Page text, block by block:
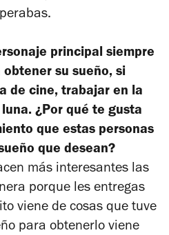
principal siempre
su sueño, si
de cine, trabajar en la
¿Por qué te gusta
que estas personas
que desean?
más interesantes las
porque les entregas
viene de cosas que tuve
para obtenerlo viene